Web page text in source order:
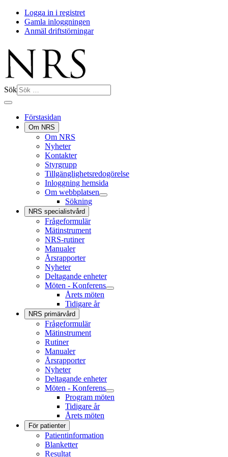
Logga in i registret
Gamla inloggningen
Anmäl driftstörningar
Sök
Förstasidan
Om NRS
Om NRS
Nyheter
Kontakter
Styrgrupp
Tillgänglighetsredogörelse
Inloggning hemsida
Om webbplatsen
Sökning
NRS specialistvård
Frågeformulär
Mätinstrument
NRS-rutiner
Manualer
Årsrapporter
Nyheter
Deltagande enheter
Möten - Konferens
Årets möten
Tidigare år
NRS primärvård
Frågeformulär
Mätinstrument
Rutiner
Manualer
Årsrapporter
Nyheter
Deltagande enheter
Möten - Konferens
Program möten
Tidigare år
Årets möten
För patienter
Patientinformation
Blanketter
Resultat